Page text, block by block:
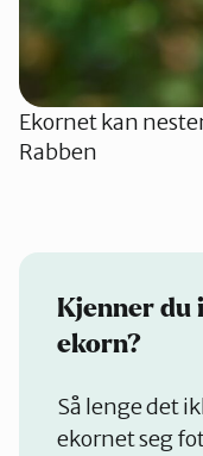
Ekornet kan
Rabben
Kjenner du
ekorn?
Så lenge det
ekornet seg